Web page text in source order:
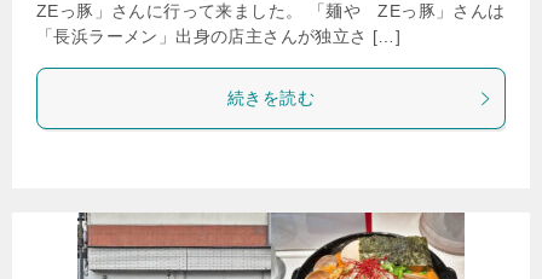
ZEっ豚」さんに行って来ました。 「麺や ZEっ豚」さんは
「長浜ラーメン」出身の店主さんが独立さ […]
続きを読む